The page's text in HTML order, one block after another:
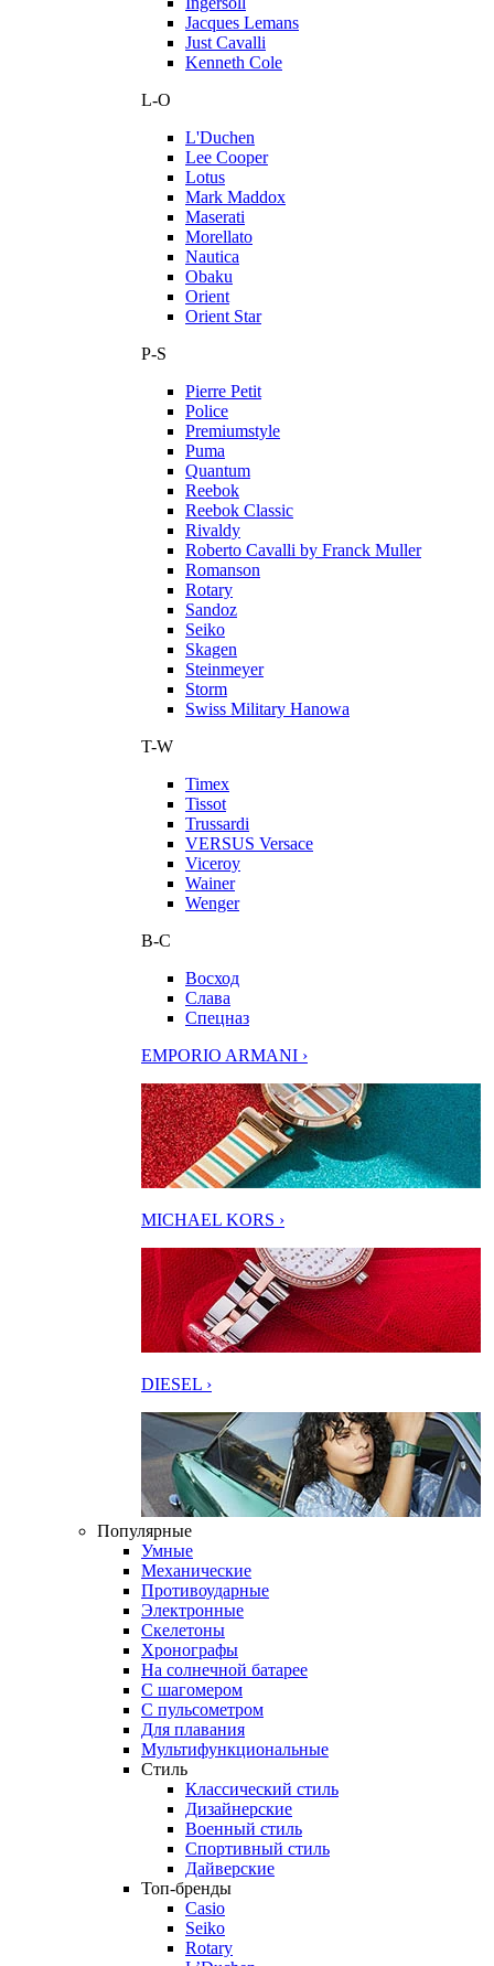
Jacques Lemans
Just Cavalli
Kenneth Cole
L-O
L'Duchen
Lee Cooper
Lotus
Mark Maddox
Maserati
Morellato
Nautica
Obaku
Orient
Orient Star
P-S
Pierre Petit
Police
Premiumstyle
Puma
Quantum
Reebok
Reebok Classic
Rivaldy
Roberto Cavalli by Franck Muller
Romanson
Rotary
Sandoz
Seiko
Skagen
Steinmeyer
Storm
Swiss Military Hanowa
T-W
Timex
Tissot
Trussardi
VERSUS Versace
Viceroy
Wainer
Wenger
В-С
Восход
Слава
Спецназ
EMPORIO ARMANI ›
MICHAEL KORS ›
DIESEL ›
Популярные
Умные
Механические
Противоударные
Электронные
Скелетоны
Хронографы
На солнечной батарее
С шагомером
С пульсометром
Для плавания
Мультифункциональные
Стиль
Классический стиль
Дизайнерские
Военный стиль
Спортивный стиль
Дайверские
Топ-бренды
Casio
Seiko
Rotary